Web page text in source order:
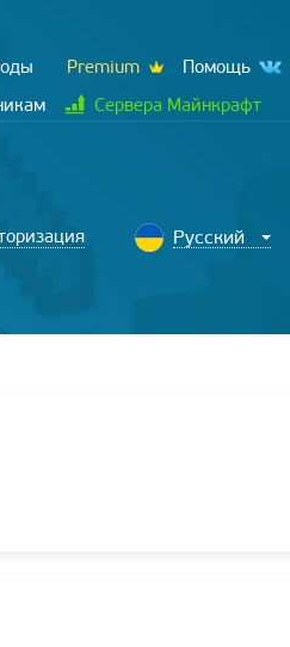
Premium
Помощь
Сервера Майнкрафт